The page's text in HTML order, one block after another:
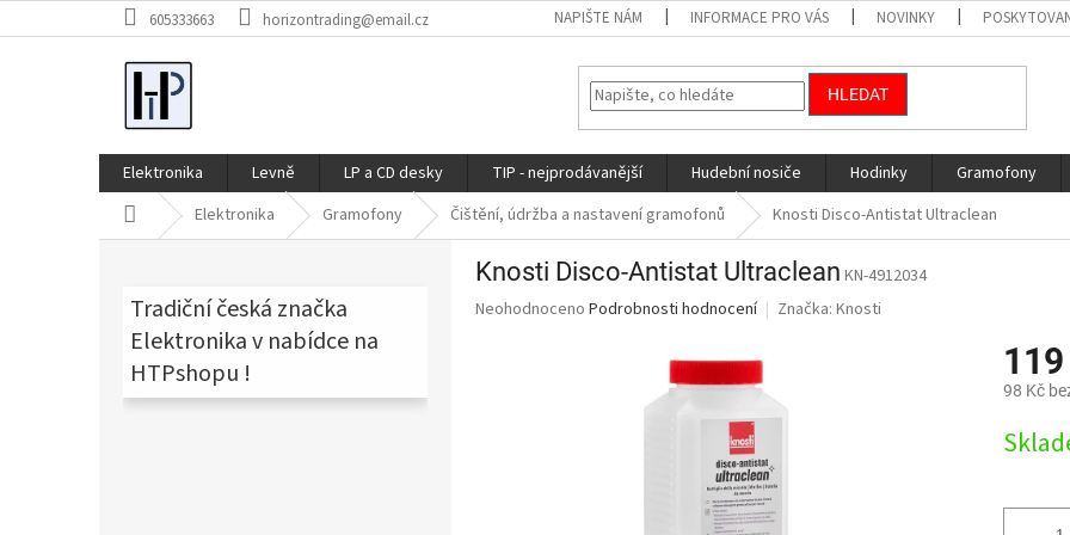
na
605333663 horizontrading@email.cz NAPIŠTE NÁM INFORMACE PRO VÁS NOVINKY
HLEDAT
Elektronika Levně LP a CD desky TIP - nejprodávanější Hudební nosiče Hodinky Gramofony
Domů Elektronika Gramofony Čištění, údržba a nastavení gramofonů Knosti Disco-Antistat Ultraclean
Tradiční česká značka
Elektronika v nabídce na
HTPshopu !
Knosti Disco-Antistat Ultraclean KN-4912034
Průměrné
Neohodnoceno Podrobnosti hodnocení Značka: Knosti
98 Kč
cena: